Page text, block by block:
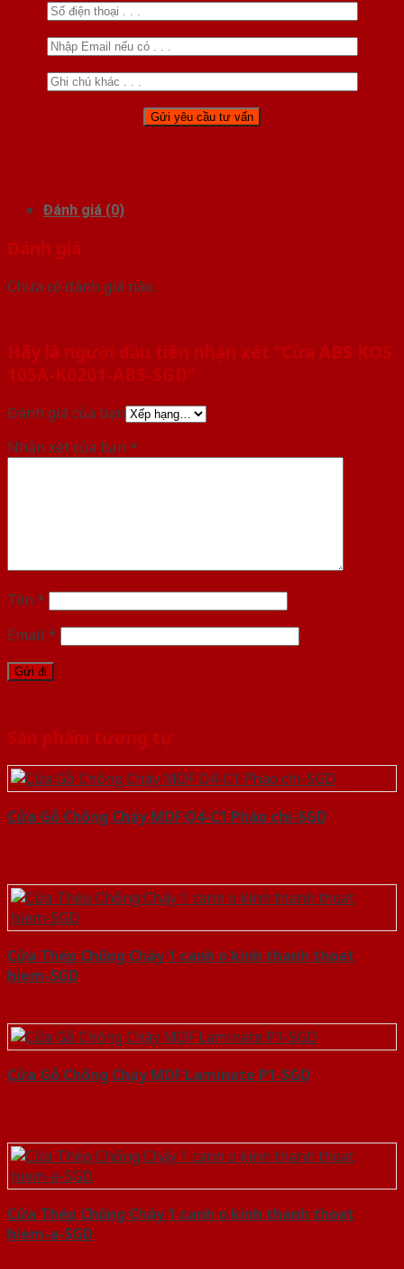
Đánh giá (0)
Đánh giá
Chưa có đánh giá nào.
Hãy là người đầu tiên nhận xét “Cửa ABS KOS
105A-K0201-ABS-SGD”
Đánh giá của bạn
Nhận xét của bạn *
Tên *
Email *
Sản phẩm tương tự
Cửa Gỗ Chống Cháy MDF O4-C1 Phào chi-SGD
Cửa Thép Chống Cháy 1 canh o kinh thanh thoat
hiem-SGD
Cửa Gỗ Chống Cháy MDF Laminate P1-SGD
Cửa Thép Chống Cháy 1 canh o kinh thanh thoat
hiem-a-SGD